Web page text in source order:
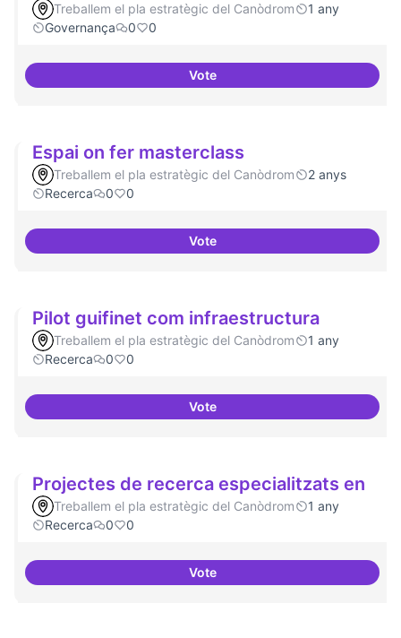
Treballem el pla estratègic del Canòdrom
1 any
Governança
0 0
VoteGrupos de trabajo para
Espai on fer masterclass
Treballem el pla estratègic del Canòdrom
2 anys
Recerca
0 0
VoteEspai on fer masterclass
Pilot guifinet com infraestructura
Treballem el pla estratègic del Canòdrom
1 any
Recerca
0 0
VotePilot guifinet com
Projectes de recerca especialitzats en
Treballem el pla estratègic del Canòdrom
1 any
Recerca
0 0
VoteProjectes de recerca